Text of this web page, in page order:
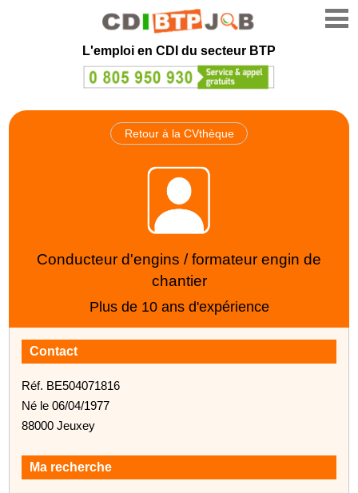
L'emploi en CDI du secteur BTP
Retour à la CVthèque
Conducteur d'engins / formateur engin de
chantier
Plus de 10 ans d'expérience
Contact
Réf. BE504071816
Né le 06/04/1977
88000 Jeuxey
Ma recherche